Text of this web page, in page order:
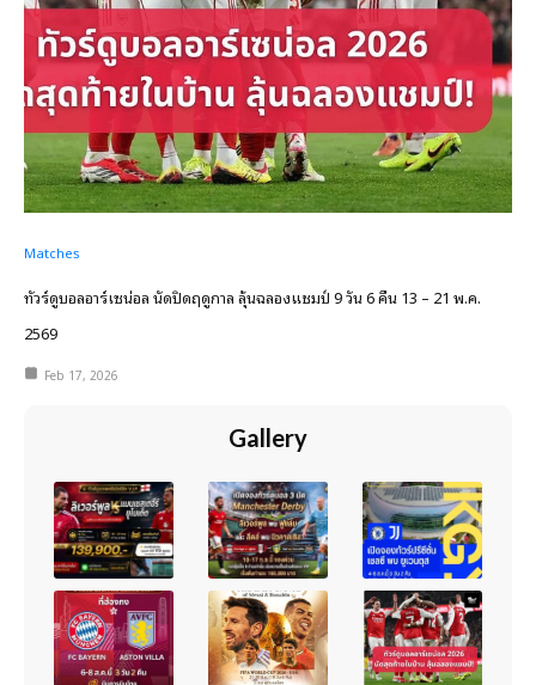
Matches
ทัวร์ดูบอลอาร์เซน่อล นัดปิดฤดูกาล ลุ้นฉลองแชมป์ 9 วัน 6 คืน 13 – 21 พ.ค.
2569
Feb 17, 2026
Gallery